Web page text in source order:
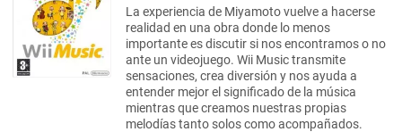
La experiencia de Miyamoto vuelve a hacerse
realidad en una obra donde lo menos
importante es discutir si nos encontramos o no
ante un videojuego. Wii Music transmite
sensaciones, crea diversión y nos ayuda a
entender mejor el significado de la música
mientras que creamos nuestras propias
melodías tanto solos como acompañados.